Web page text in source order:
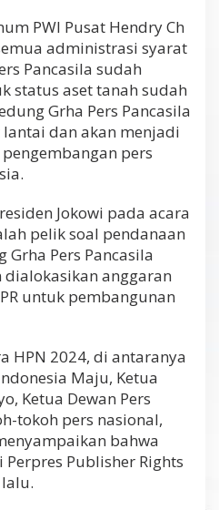
PWI Pusat Hendry Ch
administrasi syarat
Pancasila sudah
status aset tanah sudah
Grha Pers Pancasila
dan akan menjadi
pers
Jokowi pada acara
pelik soal pendanaan
Pers Pancasila
anggaran
untuk pembangunan
HPN 2024, di antaranya
Maju, Ketua
Ketua Dewan Pers
tokoh pers nasional,
bahwa
Publisher Rights